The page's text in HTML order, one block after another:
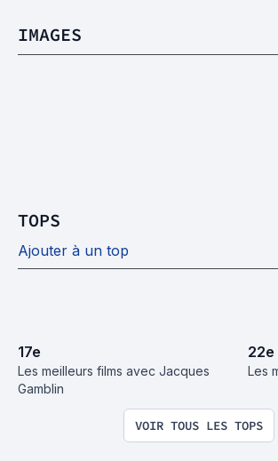
IMAGES
TOPS
Ajouter à un top
17e
Les meilleurs films avec Jacques
Gamblin
22e
Les
VOIR TOUS LES TOPS